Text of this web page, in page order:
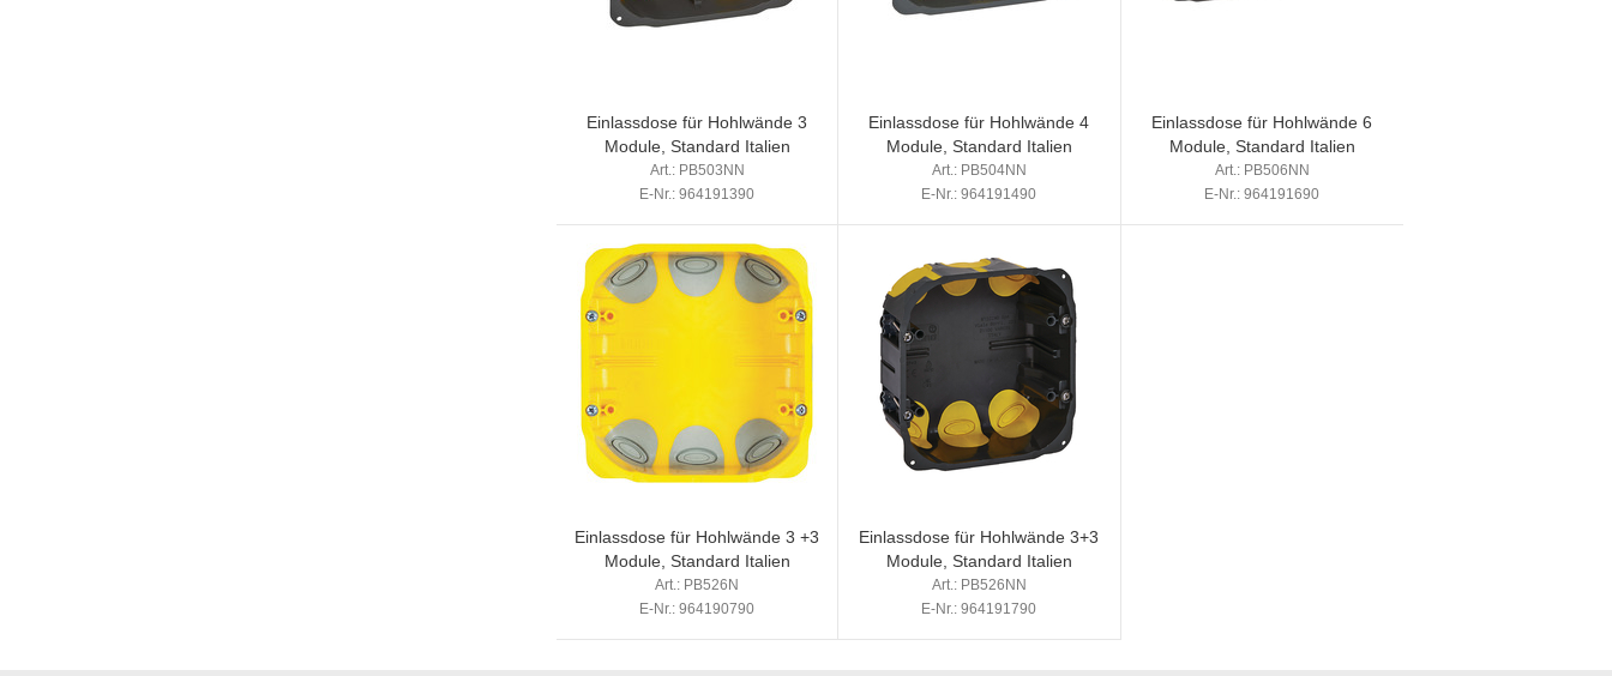
Einlassdose für Hohlwände 3
Module, Standard Italien
Art.: PB503NN
E-Nr.: 964191390
Einlassdose für Hohlwände 4
Module, Standard Italien
Art.: PB504NN
E-Nr.: 964191490
Einlassdose für Hohlwände 6
Module, Standard Italien
Art.: PB506NN
E-Nr.: 964191690
Einlassdose für Hohlwände 3 +3
Module, Standard Italien
Art.: PB526N
E-Nr.: 964190790
Einlassdose für Hohlwände 3+3
Module, Standard Italien
Art.: PB526NN
E-Nr.: 964191790